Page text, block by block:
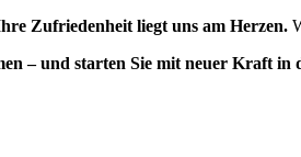
Zufriedenheit liegt uns am Herzen.
– und starten Sie mit neuer Kraft in